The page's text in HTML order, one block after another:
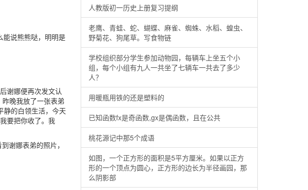
能说熊熊哒，明明是
谢娜便再次发文认
晚我放了一张表弟
静的白领生活，今天
要把你收了。我
谢娜表弟的照片，
人教版初一历史上册复习提纲
老鹰、青蛙、蛇、蝴蝶、麻雀、蜘蛛、水稻、蝗虫、
野菊花、狗尾草。写食物链
学校组织部分学生参加动物园，每辆车上坐五个小
组，每个小组有九人一共坐了七辆车一共去了多少
人？
用暖瓶用铁的还是塑料的
已知函数fx是奇函数,gx是偶函数，且在公共
桃花源记中那5个成语
如图，一个正方形的面积是5平方厘米。如果以正方
形的一个顶点为圆心，正方形的边长为半径画园，那
么阴影部